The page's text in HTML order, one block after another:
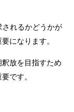
されるかどうかが
になります。
放を目指すため
です。